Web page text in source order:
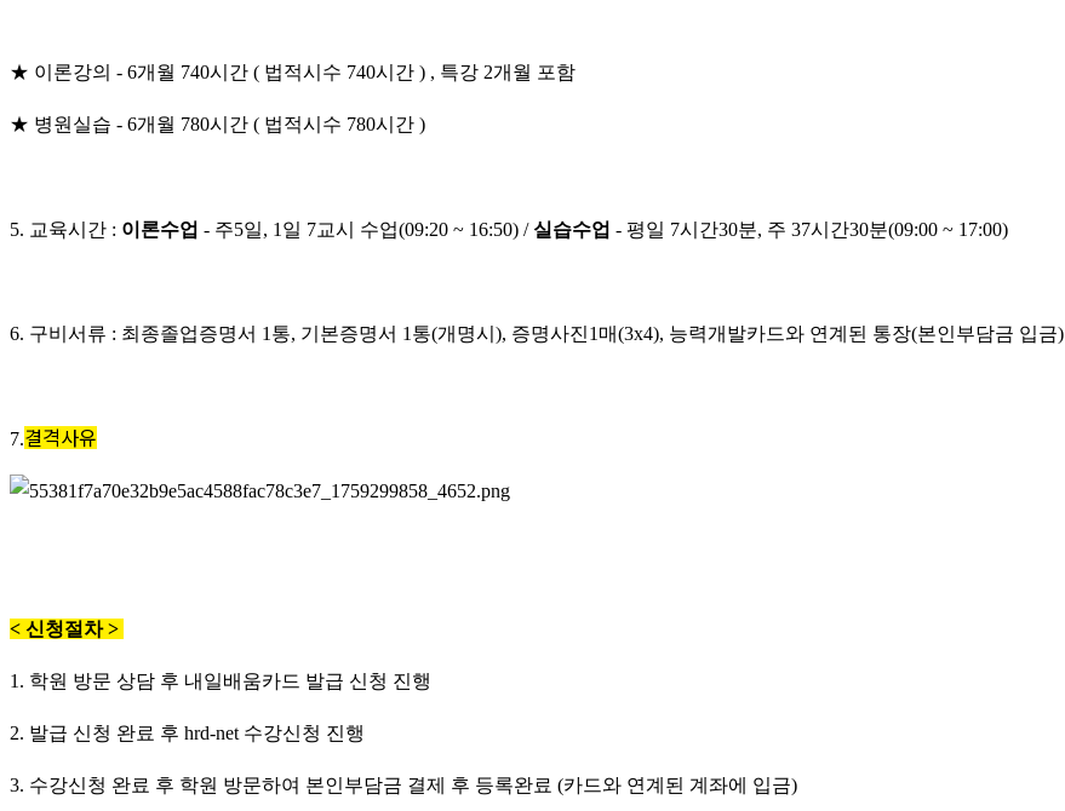
★ 이론강의 - 6개월 740시간 ( 법적시수 740시간 ) , 특강 2개월 포함
★ 병원실습 - 6개월 780시간 ( 법적시수 780시간 )
5. 교육시간 : 이론수업 - 주5일, 1일 7교시 수업(09:20 ~ 16:50) / 실습수업 - 평일 7시간30분, 주 37시간30분(09:00 ~ 17:00)
6. 구비서류 : 최종졸업증명서 1통, 기본증명서 1통(개명시), 증명사진1매(3x4), 능력개발카드와 연계된 통장(본인부담금 입금)
7.결격사유
< 신청절차 >
1. 학원 방문 상담 후 내일배움카드 발급 신청 진행
2. 발급 신청 완료 후 hrd-net 수강신청 진행
3. 수강신청 완료 후 학원 방문하여 본인부담금 결제 후 등록완료 (카드와 연계된 계좌에 입금)